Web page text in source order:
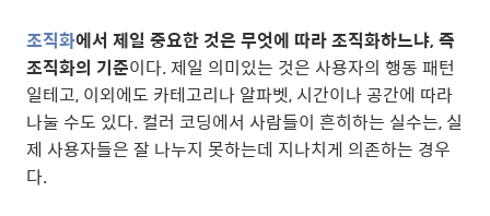
조직화에서 제일 중요한 것은 무엇에 따라 조직화하느냐, 즉
조직화의 기준이다. 제일 의미있는 것은 사용자의 행동 패턴
일테고, 이외에도 카테고리나 알파벳, 시간이나 공간에 따라
나눌 수도 있다. 컬러 코딩에서 사람들이 흔히하는 실수는, 실
제 사용자들은 잘 나누지 못하는데 지나치게 의존하는 경우
다.